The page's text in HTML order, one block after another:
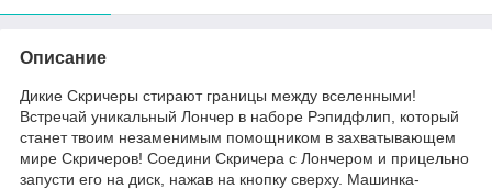
Описание
Дикие Скричеры стирают границы между вселенными!
Встречай уникальный Лончер в наборе Рэпидфлип, который
станет твоим незаменимым помощником в захватывающем
мире Скричеров! Соедини Скричера с Лончером и прицельно
запусти его на диск, нажав на кнопку сверху. Машинка-